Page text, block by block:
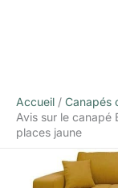
Accueil
Canapés
Avis sur le canapé
places jaune